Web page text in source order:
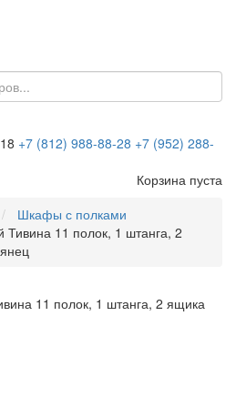
+7 (812) 988-88-28 +7 (952) 288-
Корзина пуста
Шкафы с полками
11 полок, 1 штанга, 2